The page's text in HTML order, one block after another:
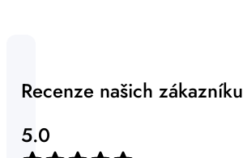
Recenze našich zákazníku
5.0